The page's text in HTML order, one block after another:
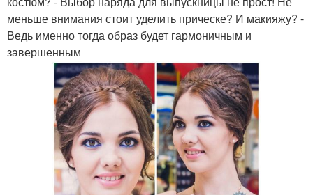
меньше внимания стоит уделить прическе? И макияжу? -
Ведь именно тогда образ будет гармоничным и
завершенным